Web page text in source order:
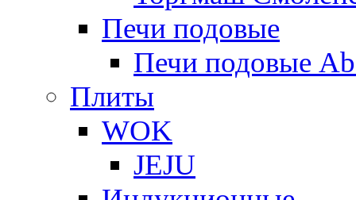
Печи подовые
Печи подовые
Плиты
WOK
JEJU